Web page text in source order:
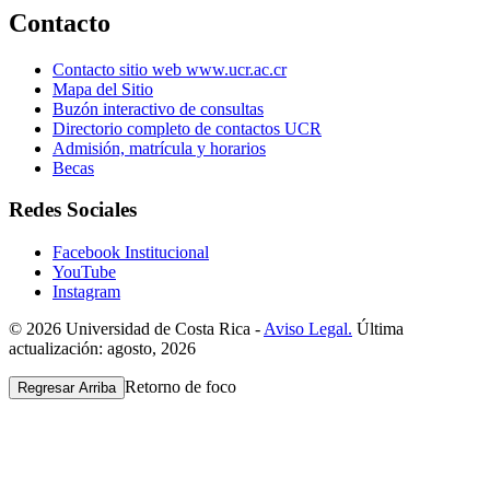
Contacto
Contacto sitio web www.ucr.ac.cr
Mapa del Sitio
Buzón interactivo de consultas
Directorio completo de contactos UCR
Admisión, matrícula y horarios
Becas
Redes Sociales
Facebook Institucional
YouTube
Instagram
© 2026 Universidad de Costa Rica - Aviso Legal. Última
actualización: agosto, 2026
Regresar Arriba Retorno de foco